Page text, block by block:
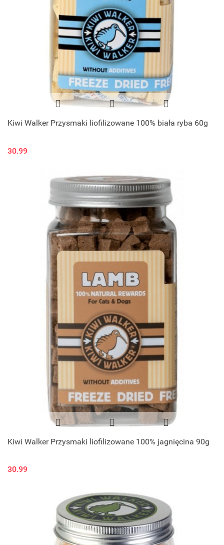
Kiwi Walker Przysmaki liofilizowane 100% biała ryba 60g
30.99
Kiwi Walker Przysmaki liofilizowane 100% jagnięcina 90g
30.99